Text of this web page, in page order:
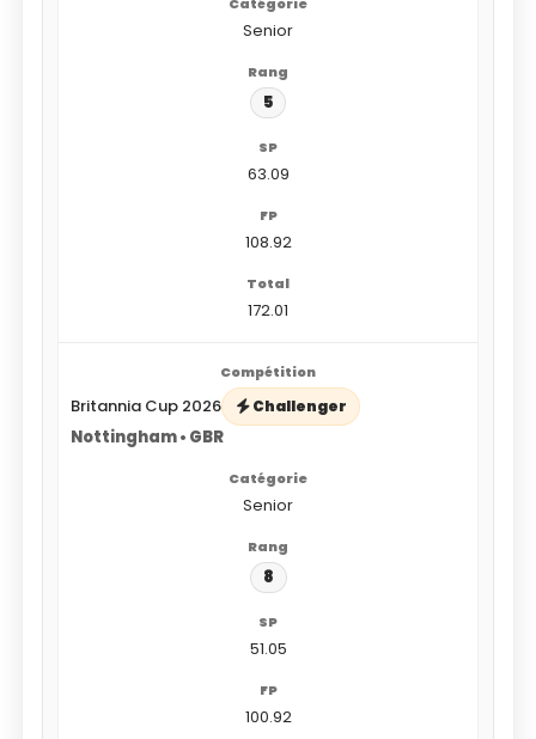
Senior
5
63.09
108.92
172.01
Britannia Cup 2026 Challenger
Nottingham • GBR
Senior
8
51.05
100.92